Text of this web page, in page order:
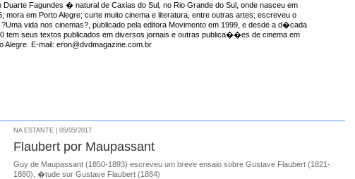
Duarte Fagundes � natural de Caxias do Sul, no Rio Grande do Sul, onde nasceu em
mora em Porto Alegre; curte muito cinema e literatura, entre outras artes; escreveu o
?Uma vida nos cinemas?, publicado pela editora Movimento em 1999, e desde a d�cada
tem seus textos publicados em diversos jornais e outras publica��es de cinema em
Alegre. E-mail: eron@dvdmagazine.com.br
NA ESTANTE | 05/05/2017
Flaubert por Maupassant
Guy de Maupassant (1850-1893) escreveu um breve ensaio sobre Gustave Flaubert (1821-
1880), �tude sur Gustave Flaubert (1884)